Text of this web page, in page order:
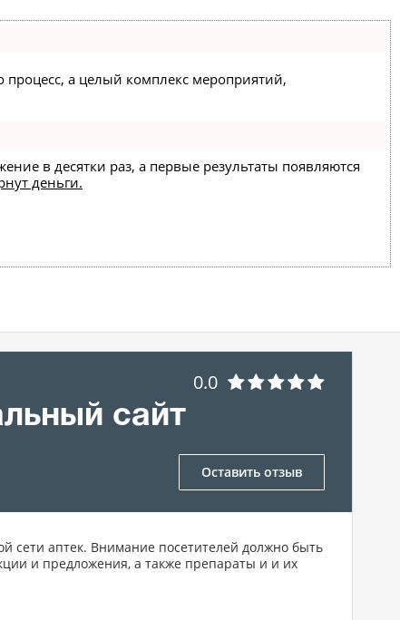
процесс, а целый комплекс мероприятий,
в десятки раз, а первые результаты появляются
деньги.
0.0
сайт
Оставить отзыв
сети аптек. Внимание посетителей должно быть
и предложения, а также препараты и и их